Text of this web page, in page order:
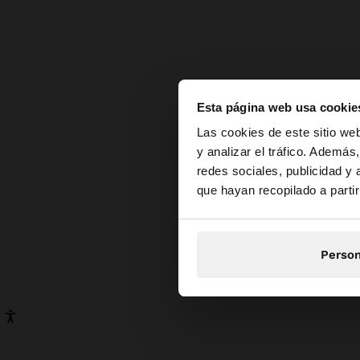
Esta página web usa
Las cookies de este sitio
y analizar el tráfico.
redes sociales, publicidad y
que hayan recopilado a
hola
Estás accediendo a